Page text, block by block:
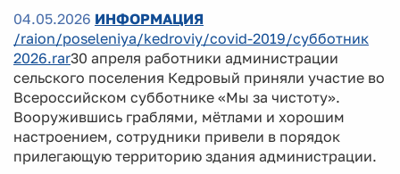
04.05.2026 ИНФОРМАЦИЯ
/raion/poseleniya/kedroviy/covid-2019/субботник
2026.rar30 апреля работники администрации
сельского поселения Кедровый приняли участие во
Всероссийском субботнике «Мы за чистоту».
Вооружившись граблями, мётлами и хорошим
настроением, сотрудники привели в порядок
прилегающую территорию здания администрации.